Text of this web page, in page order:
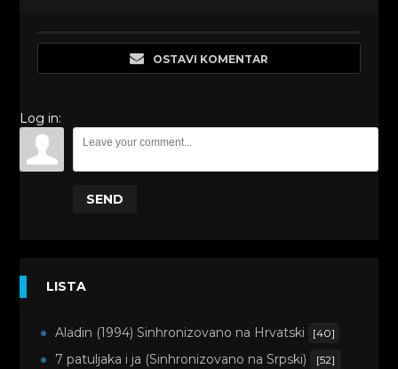
OSTAVI KOMENTAR
Log in:
SEND
LISTA
Aladin (1994) Sinhronizovano na Hrvatski [40]
7 patuljaka i ja (Sinhronizovano na Srpski) [52]